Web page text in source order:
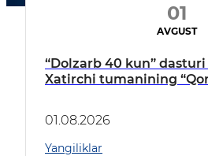
01
AVGUST
“Dolzarb 40 kun”
Xatirchi tumanining
borildi
01.08.2026
Yangiliklar